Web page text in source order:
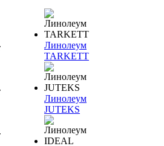
Линолеум
TARKETT
Линолеум
JUTEKS